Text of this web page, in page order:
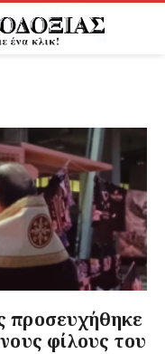
προσευχήθηκε
φίλους του